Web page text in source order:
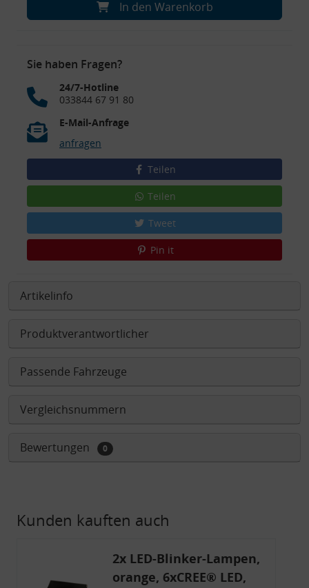
In den Warenkorb
Sie haben Fragen?
24/7-Hotline
033844 67 91 80
E-Mail-Anfrage
anfragen
Teilen
Teilen
Tweet
Pin it
Artikelinfo
Produktverantwortlicher
Passende Fahrzeuge
Vergleichsnummern
Bewertungen 0
Kunden kauften auch
2x LED-Blinker-Lampen,
orange, 6xCREE® LED,